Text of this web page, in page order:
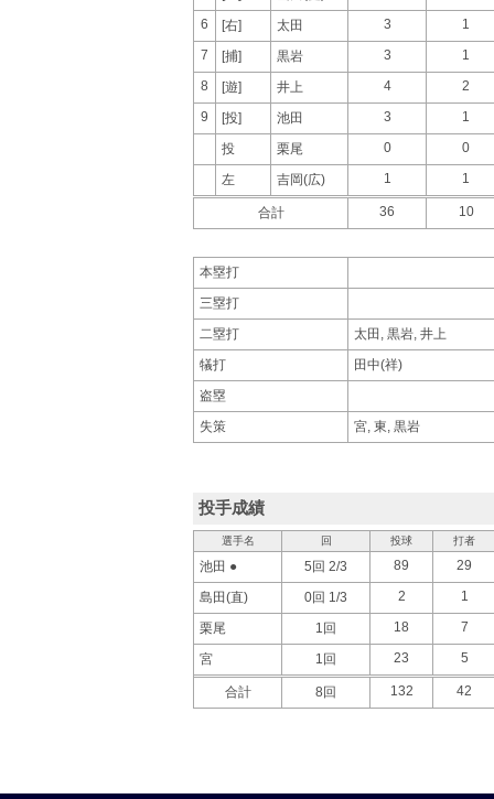
6
[右] 太田 3
1
7
[捕] 黒岩 3
1
8
[遊] 井上 4
2
9
[投] 池田 3 1
投 栗尾 0 0
左 吉岡(広) 1 1
合計 36 10
本塁打
三塁打
二塁打
太田, 黒岩, 井上
犠打
田中(祥)
盗塁
失策
宮, 東, 黒岩
投手成績
選手名 回 投球 打者
池田 ● 5回 2/3 89 29
島田(直) 0回 1/3 2 1
栗尾 1回 18 7
宮 1回 23 5
合計 8回 132 42